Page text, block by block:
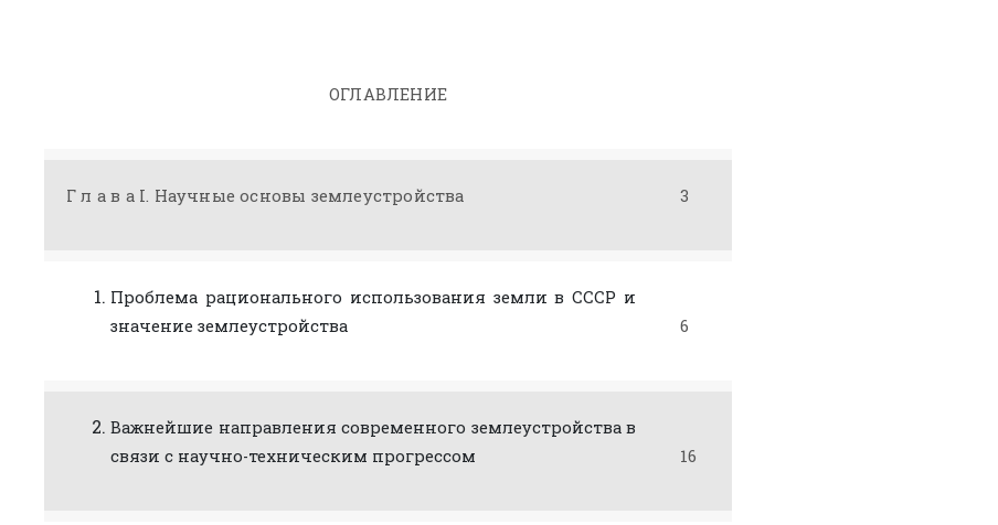
ОГЛАВЛЕНИЕ
Г л а в а I. Научные основы землеустройства 3
Проблема рационального использования земли в СССР и
значение землеустройства
6
Важнейшие направления современного землеустройства в
связи с научно-техническим прогрессом
16